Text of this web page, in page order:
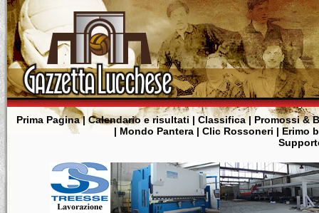
Prima Pagina| Calendario e risultati | Classifica|Promossi &
| Mondo Pantera| Clic Rossoneri | Erimo